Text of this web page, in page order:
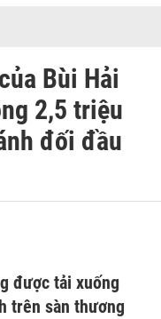
Bùi Hải
2,5 triệu
đối đầu
được tải xuống
trên sàn thương